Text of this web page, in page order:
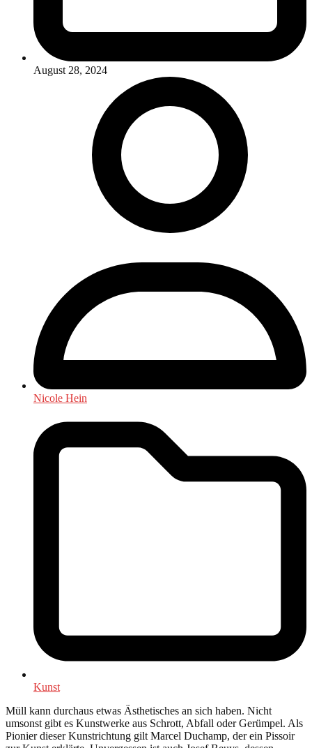
August 28, 2024
Nicole Hein
Kunst
Müll kann durchaus etwas Ästhetisches an sich haben. Nicht
umsonst gibt es Kunstwerke aus Schrott, Abfall oder Gerümpel. Als
Pionier dieser Kunstrichtung gilt Marcel Duchamp, der ein Pissoir